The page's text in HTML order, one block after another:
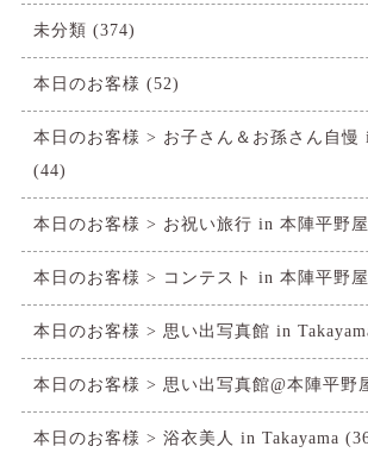
未分類 (374)
本日のお客様 (52)
本日のお客様 > お子さん＆お孫さん自慢
(44)
本日のお客様 > お祝い旅行 in 本陣平野屋
本日のお客様 > コンテスト in 本陣平野屋
本日のお客様 > 思い出写真館 in
本日のお客様 > 思い出写真館@本陣平野
本日のお客様 > 浴衣美人 in Takayama